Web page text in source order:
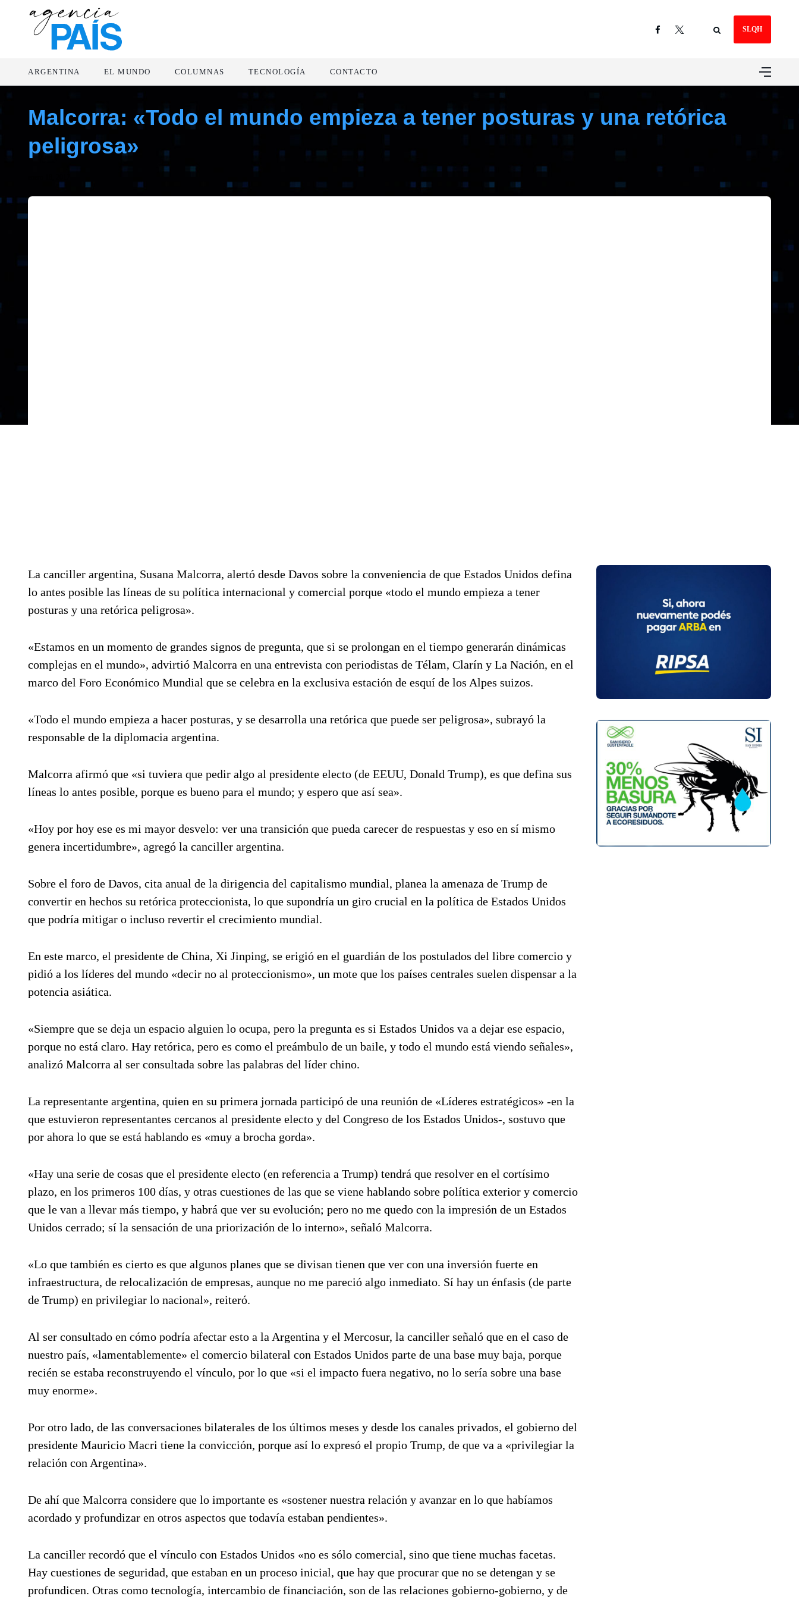
SLQH
ARGENTINA EL MUNDO COLUMNAS TECNOLOGÍA CONTACTO
Malcorra: «Todo el mundo empieza a tener posturas y una retórica
peligrosa»
La canciller argentina, Susana Malcorra, alertó desde Davos sobre la conveniencia de que Estados Unidos defina
lo antes posible las líneas de su política internacional y comercial porque «todo el mundo empieza a tener
posturas y una retórica peligrosa».
«Estamos en un momento de grandes signos de pregunta, que si se prolongan en el tiempo generarán dinámicas
complejas en el mundo», advirtió Malcorra en una entrevista con periodistas de Télam, Clarín y La Nación, en el
marco del Foro Económico Mundial que se celebra en la exclusiva estación de esquí de los Alpes suizos.
«Todo el mundo empieza a hacer posturas, y se desarrolla una retórica que puede ser peligrosa», subrayó la
responsable de la diplomacia argentina.
Malcorra afirmó que «si tuviera que pedir algo al presidente electo (de EEUU, Donald Trump), es que defina sus
líneas lo antes posible, porque es bueno para el mundo; y espero que así sea».
«Hoy por hoy ese es mi mayor desvelo: ver una transición que pueda carecer de respuestas y eso en sí mismo
genera incertidumbre», agregó la canciller argentina.
Sobre el foro de Davos, cita anual de la dirigencia del capitalismo mundial, planea la amenaza de Trump de
convertir en hechos su retórica proteccionista, lo que supondría un giro crucial en la política de Estados Unidos
que podría mitigar o incluso revertir el crecimiento mundial.
En este marco, el presidente de China, Xi Jinping, se erigió en el guardián de los postulados del libre comercio y
pidió a los líderes del mundo «decir no al proteccionismo», un mote que los países centrales suelen dispensar a la
potencia asiática.
«Siempre que se deja un espacio alguien lo ocupa, pero la pregunta es si Estados Unidos va a dejar ese espacio,
porque no está claro. Hay retórica, pero es como el preámbulo de un baile, y todo el mundo está viendo señales»,
analizó Malcorra al ser consultada sobre las palabras del líder chino.
La representante argentina, quien en su primera jornada participó de una reunión de «Líderes estratégicos» -en la
que estuvieron representantes cercanos al presidente electo y del Congreso de los Estados Unidos-, sostuvo que
por ahora lo que se está hablando es «muy a brocha gorda».
«Hay una serie de cosas que el presidente electo (en referencia a Trump) tendrá que resolver en el cortísimo
plazo, en los primeros 100 días, y otras cuestiones de las que se viene hablando sobre política exterior y comercio
que le van a llevar más tiempo, y habrá que ver su evolución; pero no me quedo con la impresión de un Estados
Unidos cerrado; sí la sensación de una priorización de lo interno», señaló Malcorra.
«Lo que también es cierto es que algunos planes que se divisan tienen que ver con una inversión fuerte en
infraestructura, de relocalización de empresas, aunque no me pareció algo inmediato. Sí hay un énfasis (de parte
de Trump) en privilegiar lo nacional», reiteró.
Al ser consultado en cómo podría afectar esto a la Argentina y el Mercosur, la canciller señaló que en el caso de
nuestro país, «lamentablemente» el comercio bilateral con Estados Unidos parte de una base muy baja, porque
recién se estaba reconstruyendo el vínculo, por lo que «si el impacto fuera negativo, no lo sería sobre una base
muy enorme».
Por otro lado, de las conversaciones bilaterales de los últimos meses y desde los canales privados, el gobierno del
presidente Mauricio Macri tiene la convicción, porque así lo expresó el propio Trump, de que va a «privilegiar la
relación con Argentina».
De ahí que Malcorra considere que lo importante es «sostener nuestra relación y avanzar en lo que habíamos
acordado y profundizar en otros aspectos que todavía estaban pendientes».
La canciller recordó que el vínculo con Estados Unidos «no es sólo comercial, sino que tiene muchas facetas.
Hay cuestiones de seguridad, que estaban en un proceso inicial, que hay que procurar que no se detengan y se
profundicen. Otras como tecnología, intercambio de financiación, son de las relaciones gobierno-gobierno, y de